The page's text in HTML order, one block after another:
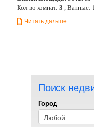
Кол-во комнат: 3 , Ванные:
Читать дальше
Поиск
Город